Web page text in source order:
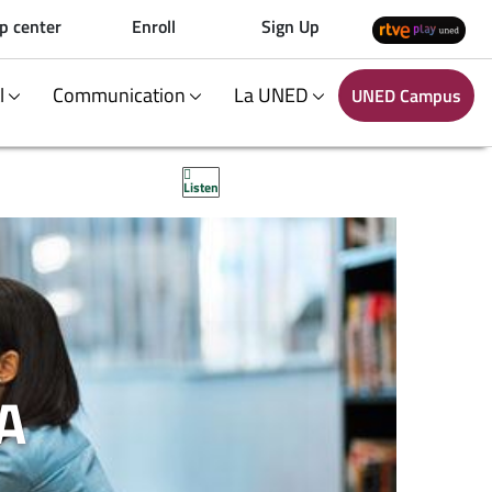
center Enroll Sign Up
Communication La UNED UNED Campus
Listen